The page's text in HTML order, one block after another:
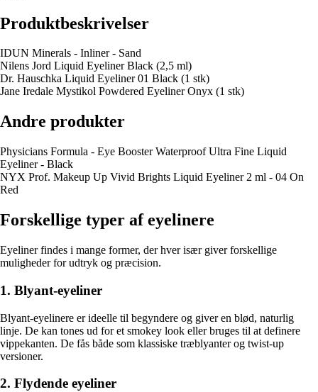
Produktbeskrivelser
IDUN Minerals - Inliner - Sand
Nilens Jord Liquid Eyeliner Black (2,5 ml)
Dr. Hauschka Liquid Eyeliner 01 Black (1 stk)
Jane Iredale Mystikol Powdered Eyeliner Onyx (1 stk)
Andre produkter
Physicians Formula - Eye Booster Waterproof Ultra Fine Liquid
Eyeliner - Black
NYX Prof. Makeup Up Vivid Brights Liquid Eyeliner 2 ml - 04 On
Red
Forskellige typer af eyelinere
Eyeliner findes i mange former, der hver især giver forskellige
muligheder for udtryk og præcision.
1. Blyant-eyeliner
Blyant-eyelinere er ideelle til begyndere og giver en blød, naturlig
linje. De kan tones ud for et smokey look eller bruges til at definere
vippekanten. De fås både som klassiske træblyanter og twist-up
versioner.
2. Flydende eyeliner